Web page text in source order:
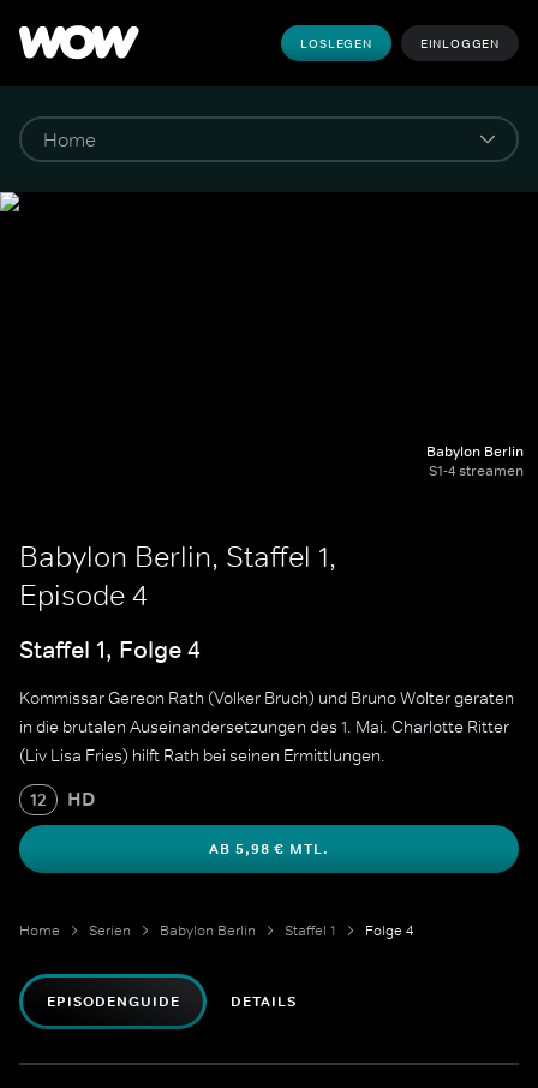
LOSLEGEN EINLOGGEN
Babylon Berlin
S1-4 streamen
Babylon Berlin, Staffel 1,
Episode 4
Staffel 1, Folge 4
Kommissar Gereon Rath (Volker Bruch) und Bruno Wolter geraten
in die brutalen Auseinandersetzungen des 1. Mai. Charlotte Ritter
(Liv Lisa Fries) hilft Rath bei seinen Ermittlungen.
12 HD
AB 5,98 € MTL.
Home Serien Babylon Berlin Staffel 1 Folge 4
EPISODENGUIDE DETAILS